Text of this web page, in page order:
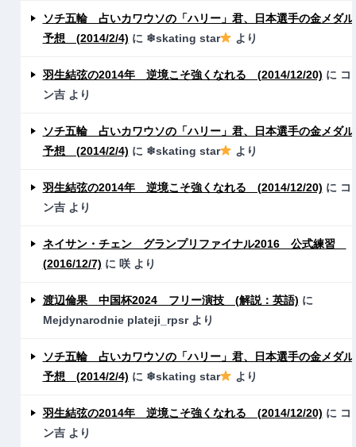
ソチ五輪 占いカワウソの「ハリー」君、日本選手の金メダル
予想 (2014/2/4) に ❄skating star より
羽生結弦の2014年 逆境こそ強くなれる (2014/12/20) に コ
ン吉より
ソチ五輪 占いカワウソの「ハリー」君、日本選手の金メダル
予想 (2014/2/4) に ❄skating star より
羽生結弦の2014年 逆境こそ強くなれる (2014/12/20) に コ
ン吉より
ネイサン・チェン グランプリファイナル2016 公式練習
(2016/12/7) に 咲より
渡辺倫果 中国杯2024 フリー演技 (解説：英語) に
Mejdynarodnie plateji_rpsrより
ソチ五輪 占いカワウソの「ハリー」君、日本選手の金メダル
予想 (2014/2/4) に ❄skating star より
羽生結弦の2014年 逆境こそ強くなれる (2014/12/20) に コ
ン吉より